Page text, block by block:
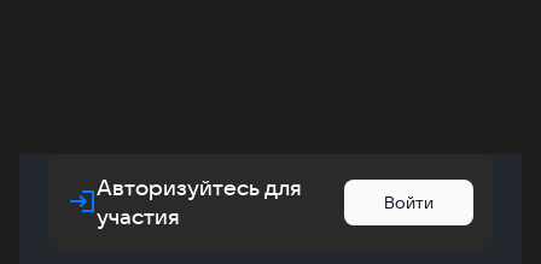
Авторизуйтесь для
участия
Войти